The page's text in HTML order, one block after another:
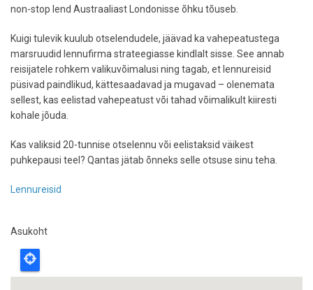
non-stop lend Austraaliast Londonisse õhku tõuseb.
Kuigi tulevik kuulub otselendudele, jäävad ka vahepeatustega
marsruudid lennufirma strateegiasse kindlalt sisse. See annab
reisijatele rohkem valikuvõimalusi ning tagab, et lennureisid
püsivad paindlikud, kättesaadavad ja mugavad – olenemata
sellest, kas eelistad vahepeatust või tahad võimalikult kiiresti
kohale jõuda.
Kas valiksid 20-tunnise otselennu või eelistaksid väikest
puhkepausi teel? Qantas jätab õnneks selle otsuse sinu teha.
Lennureisid
Asukoht